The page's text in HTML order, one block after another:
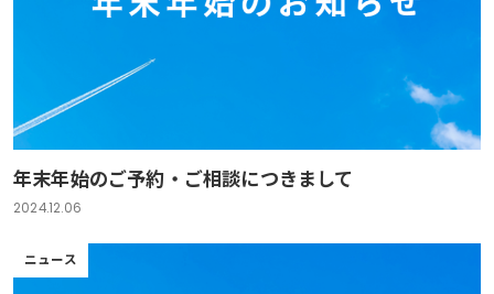
年末年始のご予約・ご相談につきまして
2024.12.06
ニュース